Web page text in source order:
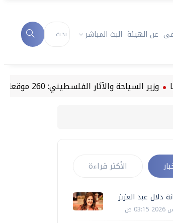
عن الهيئة البث المباشر
والآثار الفلسطيني: 260 موقعا أثريا في غزة تعرضت للضرر
الأكثر قراءة